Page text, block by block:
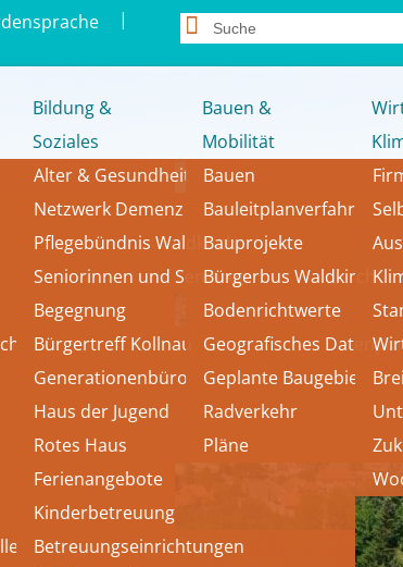
|
Bildung &
Soziales
Alter & Gesundheit
Netzwerk Demenz
Pflegebündnis Waldkirch
Seniorinnen und Senioren
Begegnung
Bürgertreff Kollnau
Generationenbüro
Haus der Jugend
Rotes Haus
Ferienangebote
Kinderbetreuung
Betreuungseinrichtungen
Bauen &
Mobilität
Bauen
Bauleitplanverfahren
Bauprojekte
Bürgerbus Waldkirch
Bodenrichtwerte
Geografisches
Geplante Baugebiete
Radverkehr
Pläne